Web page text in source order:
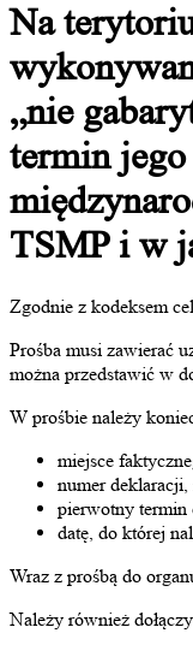
Na
„nie
termin jego
TSMP i w
Zgodnie z kodeksem
Prośba musi zawierać
można przedstawić w
W prośbie należy
miejsce
numer
pierwotny termin
datę, do której
Wraz z prośbą do
Należy również